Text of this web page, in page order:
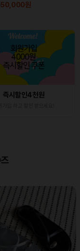
50,000원
즉시할인4천원